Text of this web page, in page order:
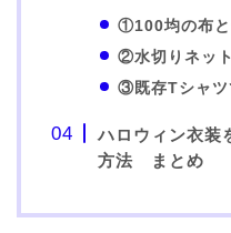
①100均の布と
②水切りネッ
③既存Tシャツ
ハロウィン衣装
方法 まとめ